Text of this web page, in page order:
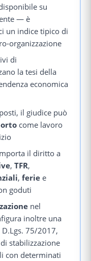
su
— è
un indice tipico di
organizzazione
di
la tesi della
economica
il giudice può
come lavoro
il diritto a
,TFR,
,ferie e
goduti
nel
inoltre una
75/2017,
stabilizzazione
con determinati